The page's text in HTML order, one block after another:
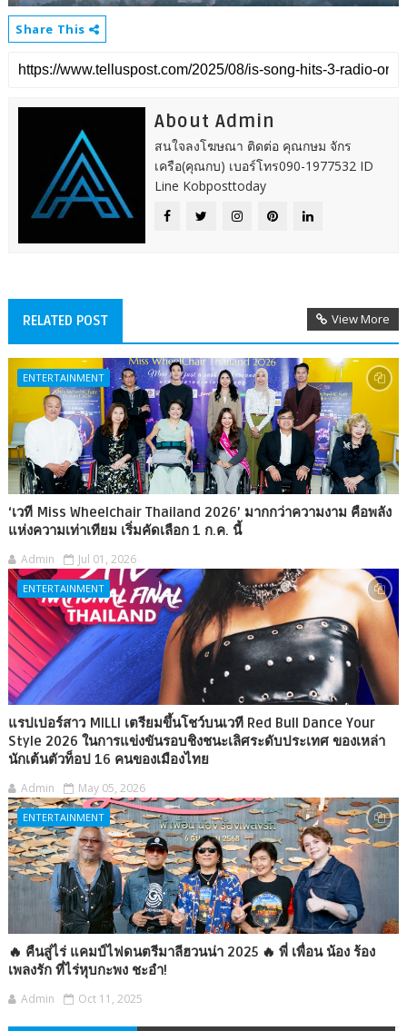
Share This
About Admin
สนใจลงโฆษณา ติดต่อ คุณกษม จักร
เครือ(คุณกบ) เบอร์โทร090-1977532 ID
Line Kobposttoday
RELATED POST View More
ENTERTAINMENT
‘เวที Miss Wheelchair Thailand 2026’ มากกว่าความงาม คือพลัง
แห่งความเท่าเทียม เริ่มคัดเลือก 1 ก.ค. นี้
Admin Jul 01, 2026
ENTERTAINMENT
แรปเปอร์สาว MILLI เตรียมขึ้นโชว์บนเวที Red Bull Dance Your
Style 2026 ในการแข่งขันรอบชิงชนะเลิศระดับประเทศ ของเหล่า
นักเต้นตัวท็อป 16 คนของเมืองไทย
Admin May 05, 2026
ENTERTAINMENT
🔥 คืนสู่ไร่ แคมป์ไฟดนตรีมาลีฮวนน่า 2025 🔥 พี่ เพื่อน น้อง ร้อง
เพลงรัก ที่ไร่หุบกะพง ชะอำ!
Admin Oct 11, 2025